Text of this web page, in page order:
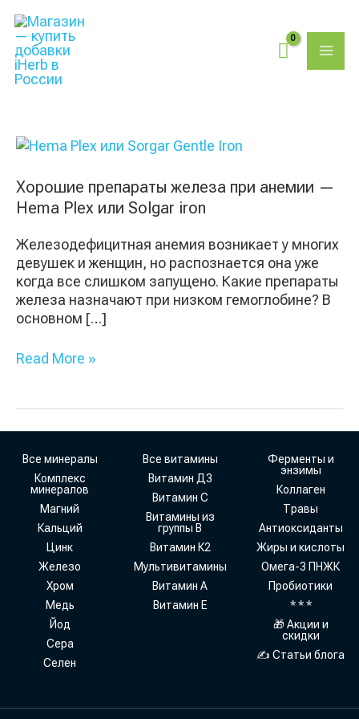
содержимому
Хорошие препараты железа при анемии —
Hema Plex или Solgar iron
Железодефицитная анемия возникает у многих
девушек и женщин, но распознается она уже
когда все слишком запущено. Какие препараты
железа назначают при низком гемоглобине? В
основном […]
Хорошие
железа
при
анемии
—
Hema
Plex
или
Solgar
iron
Read More »
Все минералы
Комплекс
минералов
Магний
Кальций
Цинк
Железо
Хром
Медь
Йод
Сера
Селен
Все витамины
Витамин Д3
Витамин С
Витамины из
группы В
Витамин К2
Мультивитамины
Витамин А
Витамин Е
Ферменты и
энзимы
Коллаген
Травы
Антиоксиданты
Жиры и кислоты
Омега-3 ПНЖК
Пробиотики
* * *
🎁 Акции и
скидки
✍ Статьи блога
товаров